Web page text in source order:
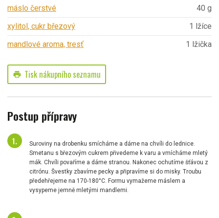
máslo čerstvé
40 g
xylitol, cukr březový
1 lžíce
mandlové aroma, tresť
1 lžička
print Tisk nákupního seznamu
Postup přípravy
Suroviny na drobenku smícháme a dáme na chvíli do lednice.
Smetanu s březovým cukrem přivedeme k varu a vmícháme mletý
mák. Chvíli povaříme a dáme stranou. Nakonec ochutíme šťávou z
citrónu. Švestky zbavíme pecky a připravíme si do misky. Troubu
předehřejeme na 170-180°C. Formu vymažeme máslem a
vysypeme jemně mletými mandlemi.